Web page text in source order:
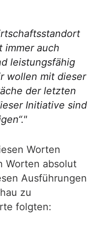
immer auch
leistungsfähig
wollen mit dieser
der letzten
Initiative sind
Worten
Worten absolut
Ausführungen
zu
folgten: